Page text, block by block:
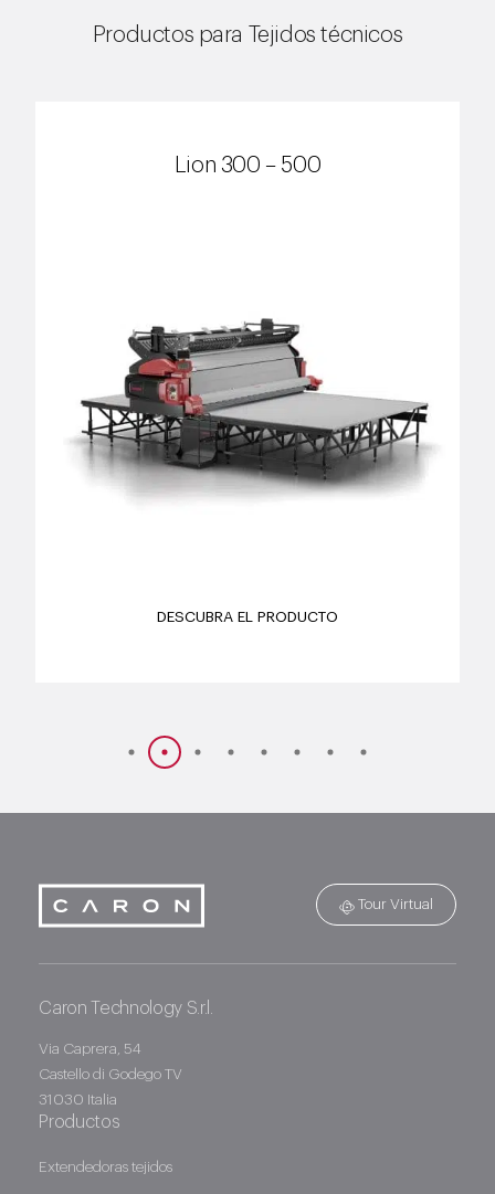
Productos para Tejidos técnicos
Lion 300 – 500
DESCUBRA EL PRODUCTO
Tour Virtual
Caron Technology S.r.l.
Via Caprera, 54
Castello di Godego TV
31030 Italia
Productos
Extendedoras tejidos